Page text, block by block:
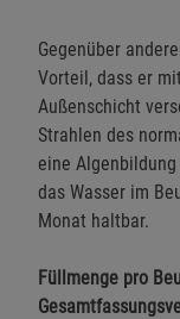
Gegenüber
Vorteil, dass er
Außenschicht
Strahlen des
eine
das Wasser im
Monat haltbar.
Füllmenge pro